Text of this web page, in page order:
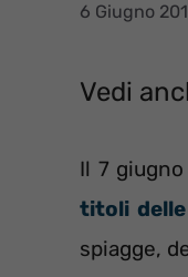
6 Giugno
Vedi
Il 7
titoli
spiagge,